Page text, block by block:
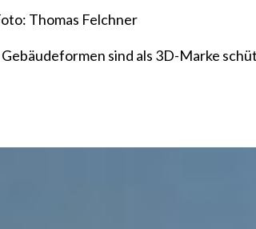
Thomas Felchner
sind als 3D-Marke